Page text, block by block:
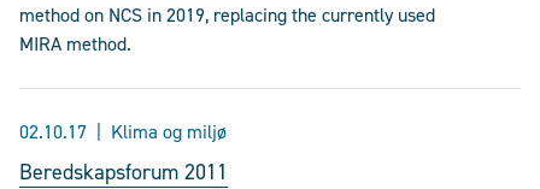
method on NCS in 2019, replacing the currently used
MIRA method.
02.10.17 Klima og miljø
Beredskapsforum 2011